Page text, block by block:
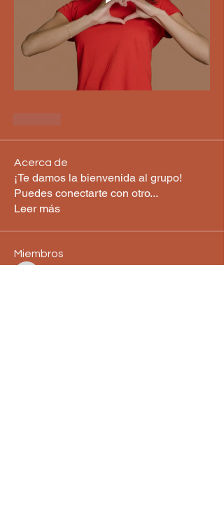
Acerca de
¡Te damos la bienvenida al grupo!
Puedes conectarte con otro...
Leer más
Miembros